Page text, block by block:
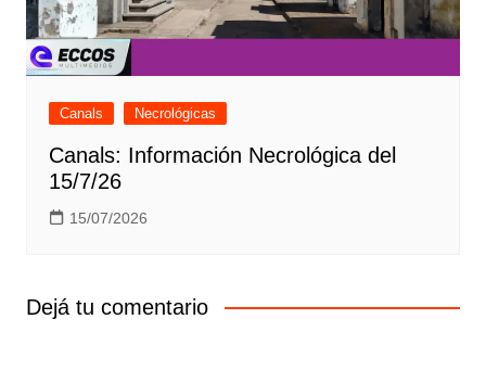
Canals Necrológicas
Canals: Información Necrológica del
15/7/26
15/07/2026
Dejá tu comentario